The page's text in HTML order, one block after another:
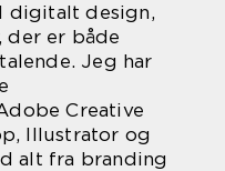
digitalt design,
der er både
Jeg har
Creative
Illustrator og
alt fra branding